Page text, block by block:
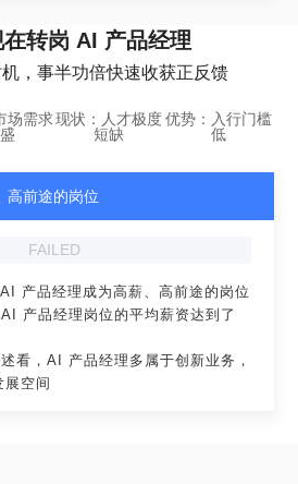
转岗 AI 产品经理
，事半功倍快速收获正反馈
场需求现状：人才极度
短缺
优势：入行门槛
低
高前途的岗位
FAILED
产品经理成为高薪、高前途的岗位
产品经理岗位的平均薪资达到了
看，AI 产品经理多属于创新业务，
展空间